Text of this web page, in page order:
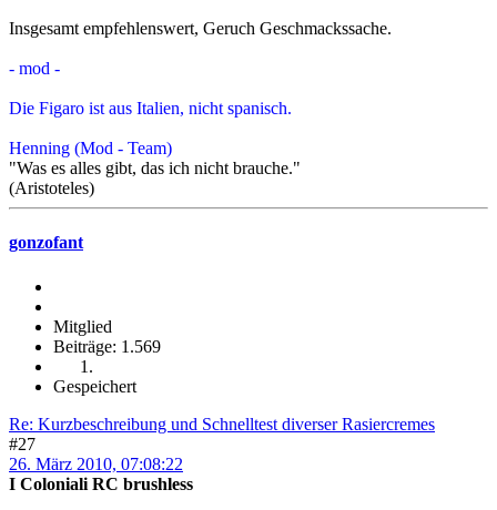
Insgesamt empfehlenswert, Geruch Geschmackssache.
- mod -
Die Figaro ist aus Italien, nicht spanisch.
Henning (Mod - Team)
"Was es alles gibt, das ich nicht brauche."
(Aristoteles)
gonzofant
Mitglied
Beiträge: 1.569
Gespeichert
Re: Kurzbeschreibung und Schnelltest diverser Rasiercremes
#27
26. März 2010, 07:08:22
I Coloniali RC brushless